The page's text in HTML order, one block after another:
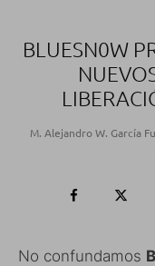
BLUESN0W
M. Alejandro W. García
No confundamos